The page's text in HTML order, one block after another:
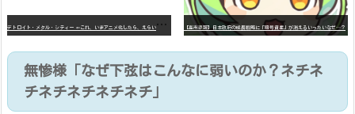
デ
トロイト・メタル・シティー ⇐これ、いまアニメ化したら、えらいことになってたよな？ 【高市悲報】日本政府の成長戦略に「暗号資産」が消えるいったいなぜ…？
無惨様「なぜ下弦はこんなに弱いのか？ネチネ
チネチネチネチネチ」